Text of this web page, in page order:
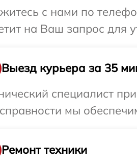
с нами по
на Ваш запрос для
Выезд курьера за 35
специалист
мы
Ремонт техники